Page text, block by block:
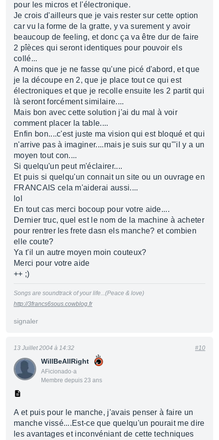
pour les micros et l'électronique.
Je crois d'ailleurs que je vais rester sur cette option
car vu la forme de la gratte, y va surement y avoir
beaucoup de feeling, et donc ça va être dur de faire
2 pîèces qui seront identiques pour pouvoir els
collé...
A moins que je ne fasse qu'une picé d'abord, et que
je la découpe en 2, que je place tout ce qui est
électroniques et que je recolle ensuite les 2 partit qui
là seront forcément similaire....
Mais bon avec cette solution j'ai du mal à voir
comment placer la table....
Enfin bon....c'est juste ma vision qui est bloqué et qui
n'arrive pas à imaginer....mais je suis sur qu'"il y a un
moyen tout con....
Si quelqu'un peut m'éclairer....
Et puis si quelqu'un connait un site ou un ouvrage en
FRANCAIS cela m'aiderai aussi....
lol
En tout cas merci bocoup pour votre aide....
Dernier truc, quel est le nom de la machine à acheter
pour rentrer les frete dasn els manche? et combien
elle coute?
Ya t'il un autre moyen moin couteux?
Merci pour votre aide
++ ;)
Songs are soundtrack of your life...(Peace & love)
http://3francs6sous.cowblog.fr
signaler
WillBeAllRight
AFicionado·a
Membre depuis 23 ans
13 Juillet 2004 à 14:32 #10
A et puis pour le manche, j'avais penser à faire un
manche vissé....Est-ce que quelqu'un pourait me dire
les avantages et inconvéniant de cette techniques